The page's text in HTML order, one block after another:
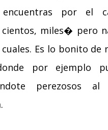
por el
cientos, miles� pero
Es lo bonito de
por ejemplo
perezosos